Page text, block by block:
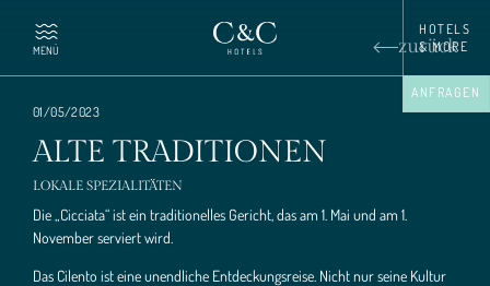
MENÜ
FAMILIE UND GESCHICHTE
GRENZENLOSE LIEBE
HOTELS
& MORE
ANFRAGEN
zurück
01/05/2023
ALTE TRADITIONEN
LOKALE SPEZIALITÄTEN
Die „Cicciata“ ist ein traditionelles Gericht, das am 1. Mai und am 1.
November serviert wird.
Das Cilento ist eine unendliche Entdeckungsreise. Nicht nur seine Kultur